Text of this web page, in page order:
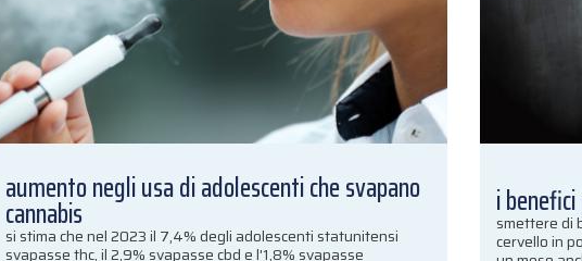
aumento negli usa di adolescenti che svapano
cannabis
si stima che nel 2023 il 7,4% degli adolescenti statunitensi
svapasse thc, il 2,9% svapasse cbd e l'1,8% svapasse
i
smettere di
cervello in